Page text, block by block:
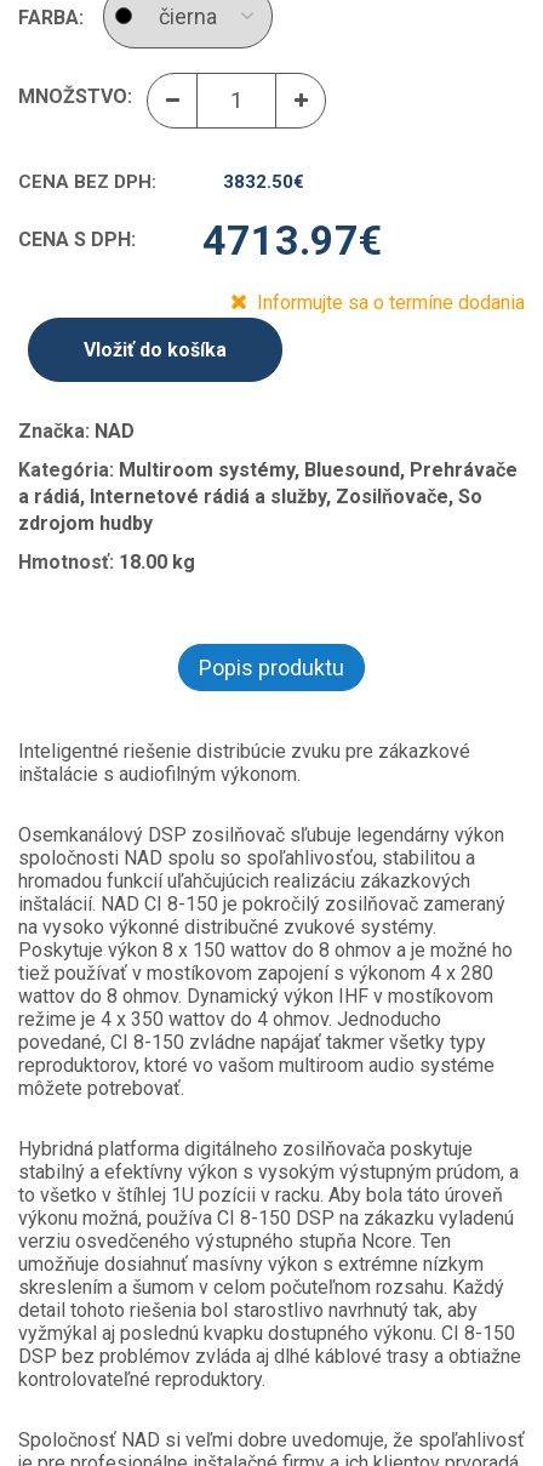
FARBA:
MNOŽSTVO:
CENA BEZ DPH: 3832.50€
CENA S DPH: 4713.97€
Informujte sa o termíne dodania
Vložiť do košíka
Značka: NAD
Kategória: Multiroom systémy, Bluesound, Prehrávače
a rádiá, Internetové rádiá a služby, Zosilňovače, So
zdrojom hudby
Hmotnosť: 18.00 kg
Popis produktu
Inteligentné riešenie distribúcie zvuku pre zákazkové
inštalácie s audiofilným výkonom.
Osemkanálový DSP zosilňovač sľubuje legendárny výkon
spoločnosti NAD spolu so spoľahlivosťou, stabilitou a
hromadou funkcií uľahčujúcich realizáciu zákazkových
inštalácií. NAD CI 8-150 je pokročilý zosilňovač zameraný
na vysoko výkonné distribučné zvukové systémy.
Poskytuje výkon 8 x 150 wattov do 8 ohmov a je možné ho
tiež používať v mostíkovom zapojení s výkonom 4 x 280
wattov do 8 ohmov. Dynamický výkon IHF v mostíkovom
režime je 4 x 350 wattov do 4 ohmov. Jednoducho
povedané, CI 8-150 zvládne napájať takmer všetky typy
reproduktorov, ktoré vo vašom multiroom audio systéme
môžete potrebovať.
Hybridná platforma digitálneho zosilňovača poskytuje
stabilný a efektívny výkon s vysokým výstupným prúdom, a
to všetko v štíhlej 1U pozícii v racku. Aby bola táto úroveň
výkonu možná, používa CI 8-150 DSP na zákazku vyladenú
verziu osvedčeného výstupného stupňa Ncore. Ten
umožňuje dosiahnuť masívny výkon s extrémne nízkym
skreslením a šumom v celom počuteľnom rozsahu. Každý
detail tohoto riešenia bol starostlivo navrhnutý tak, aby
vyžmýkal aj poslednú kvapku dostupného výkonu. CI 8-150
DSP bez problémov zvláda aj dlhé káblové trasy a obtiažne
kontrolovateľné reproduktory.
Spoločnosť NAD si veľmi dobre uvedomuje, že spoľahlivosť